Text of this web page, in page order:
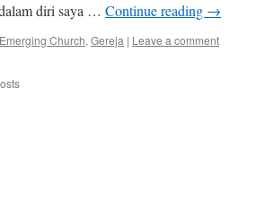
diri saya … Continue reading →
Emerging Church, Gereja | Leave a comment